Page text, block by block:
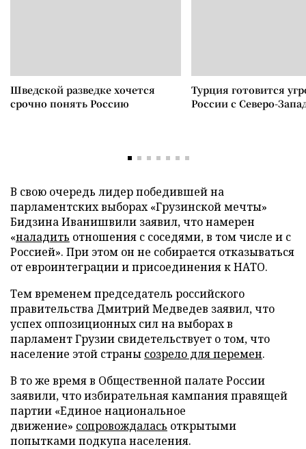
Шведской разведке хочется
срочно понять Россию
Турция готовится
России с Северо-
В свою очередь лидер победившей на
парламентских выборах «Грузинской мечты»
Бидзина Иванишвили заявил, что намерен
«наладить отношения с соседями, в том числе и с
Россией». При этом он не собирается отказываться
от евроинтеграции и присоединения к НАТО.
Тем временем председатель российского
правительства Дмитрий Медведев заявил, что
успех оппозиционных сил на выборах в
парламент Грузии свидетельствует о том, что
население этой страны созрело для перемен.
В то же время в Общественной палате России
заявили, что избирательная кампания правящей
партии «Единое национальное
движение» сопровождалась открытыми
попытками подкупа населения.